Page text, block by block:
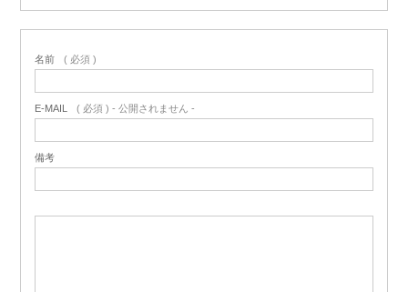
名前 ( 必須 )
E-MAIL ( 必須 ) - 公開されません -
備考